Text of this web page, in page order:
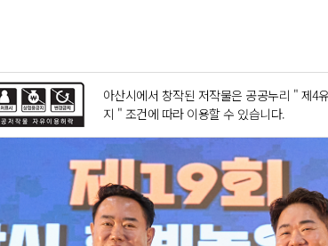
아산시에서 창작된 저작물은 공공누리 " 제4
지 " 조건에 따라 이용할 수 있습니다.